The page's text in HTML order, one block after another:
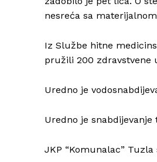
nesreća sa
Iz Službe hitne
pružili 200 zdravstvene
Uredno je
Uredno je
JKP “Komunalac”